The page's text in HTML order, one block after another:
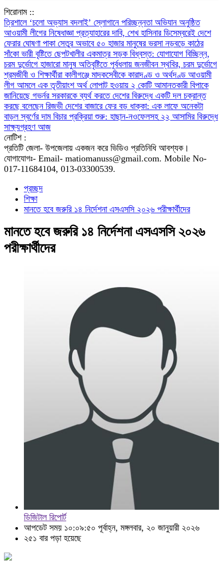
শিরোনাম ::
‎ত্রিশালে ‘চলো অভ্যাস বদলাই’ স্লোগানে পরিচ্ছন্নতা অভিযান অনুষ্ঠিত
আওয়ামী লীগের নিষেধাজ্ঞা প্রত্যাহারের দাবি, শেখ হাসিনার ডিসেম্বরেই দেশে
ফেরার ঘোষণা পাকা সেতুর অভাবে ৫০ হাজার মানুষের ভরসা নড়বড়ে কাঠের
সাঁকো ভারী বৃষ্টিতে ছেপটখালীর একমাত্র সড়ক বিধ্বস্ত: যোগাযোগ বিচ্ছিন্ন,
চরম দুর্ভোগে হাজারো মানুষ অতিবৃষ্টিতে পূর্বধলায় জনজীবন স্থবির, চরম দুর্ভোগে
শ্রমজীবী ও শিক্ষার্থীরা কালীগঞ্জে মাদকসেবীকে কারাদণ্ড ও অর্থদণ্ড আওয়ামী
লীগ আমলে এক তৃতীয়াংশ অর্থ লোপাট হওয়ায় ২ কোটি আমানতকারী বিপাকে
জানিয়েছে গভর্নর সরকারকে ব্যর্থ করতে দেশের বিরুদ্ধে একটি দল চক্রান্ত
করছে বলেছেন রিজভী দেশের বাজারে ফের বড় ধাক্কা: এক লাফে অনেকটা
বাড়ল স্বর্ণের দাম বিচার প্রক্রিয়া শুরু: হাছান-নওফেলসহ ২২ আসামির বিরুদ্ধে
সাক্ষ্যগ্রহণ আজ
নোটিশ :
প্রতিটি জেলা- উপজেলায় একজন করে ভিডিও প্রতিনিধি আবশ্যক।
যোগাযোগঃ- Email- matiomanuss@gmail.com. Mobile No-
017-11684104, 013-03300539.
প্রচ্ছদ
শিক্ষা
মানতে হবে জরুরি ১৪ নির্দেশনা এসএসসি ২০২৬ পরীক্ষার্থীদের
মানতে হবে জরুরি ১৪ নির্দেশনা এসএসসি ২০২৬
পরীক্ষার্থীদের
ডিজিটাল রিপোর্ট
আপডেট সময় ১০:০৯:৫০ পূর্বাহ্ন, মঙ্গলবার, ২০ জানুয়ারী ২০২৬
২৫১ বার পড়া হয়েছে